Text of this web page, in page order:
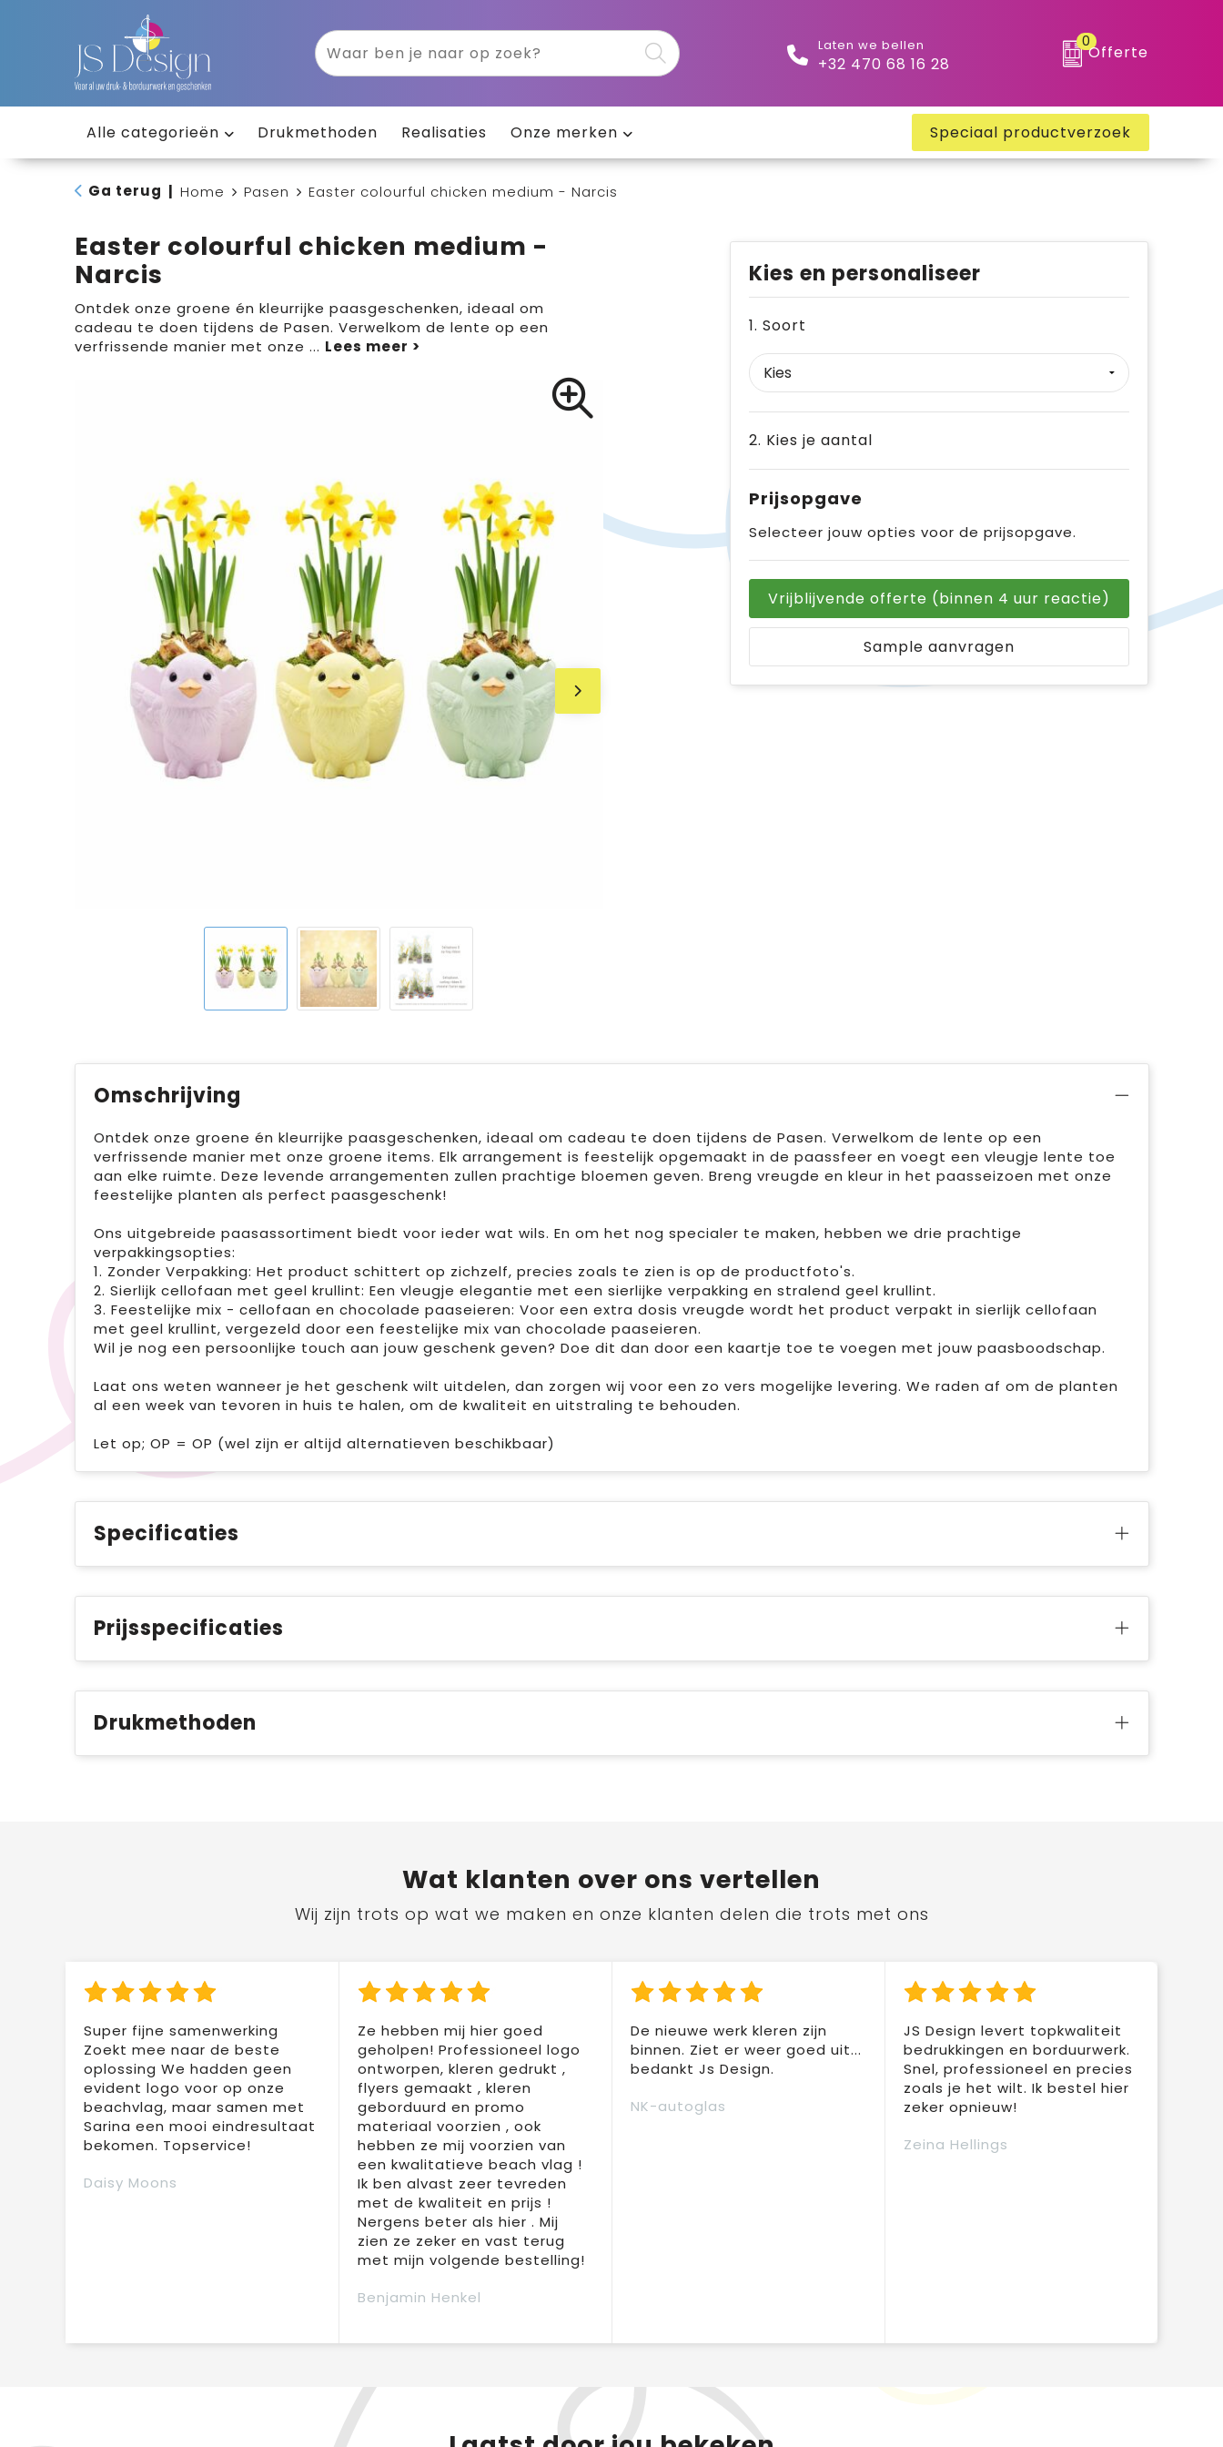
Laten we bellen
+32 470 68 16 28
0
Offerte
Alle categorieën Drukmethoden Realisaties Onze merken Speciaal productverzoek
Ga terug Home Pasen Easter colourful chicken medium - Narcis
Easter colourful chicken medium -
Narcis
Ontdek onze groene én kleurrijke paasgeschenken, ideaal om
cadeau te doen tijdens de Pasen. Verwelkom de lente op een
verfrissende manier met onze ...
Kies en personaliseer
1. Soort
2. Kies je aantal
Prijsopgave
Selecteer jouw opties voor de prijsopgave.
Vrijblijvende offerte (binnen 4 uur reactie)
Sample aanvragen
Omschrijving
Ontdek onze groene én kleurrijke paasgeschenken, ideaal om cadeau te doen tijdens de Pasen. Verwelkom de lente op een
verfrissende manier met onze groene items. Elk arrangement is feestelijk opgemaakt in de paassfeer en voegt een vleugje lente toe
aan elke ruimte. Deze levende arrangementen zullen prachtige bloemen geven. Breng vreugde en kleur in het paasseizoen met onze
feestelijke planten als perfect paasgeschenk!
Ons uitgebreide paasassortiment biedt voor ieder wat wils. En om het nog specialer te maken, hebben we drie prachtige
verpakkingsopties:
1. Zonder Verpakking: Het product schittert op zichzelf, precies zoals te zien is op de productfoto's.
2. Sierlijk cellofaan met geel krullint: Een vleugje elegantie met een sierlijke verpakking en stralend geel krullint.
3. Feestelijke mix - cellofaan en chocolade paaseieren: Voor een extra dosis vreugde wordt het product verpakt in sierlijk cellofaan
met geel krullint, vergezeld door een feestelijke mix van chocolade paaseieren.
Wil je nog een persoonlijke touch aan jouw geschenk geven? Doe dit dan door een kaartje toe te voegen met jouw paasboodschap.
Laat ons weten wanneer je het geschenk wilt uitdelen, dan zorgen wij voor een zo vers mogelijke levering. We raden af om de planten
al een week van tevoren in huis te halen, om de kwaliteit en uitstraling te behouden.
Let op; OP = OP (wel zijn er altijd alternatieven beschikbaar)
Specificaties
Prijsspecificaties
Drukmethoden
Wat klanten over ons vertellen
Wij zijn trots op wat we maken en onze klanten delen die trots met ons
Super fijne samenwerking
Zoekt mee naar de beste
oplossing We hadden geen
evident logo voor op onze
beachvlag, maar samen met
Sarina een mooi eindresultaat
bekomen. Topservice!
Daisy Moons
Ze hebben mij hier goed
geholpen! Professioneel logo
ontworpen, kleren gedrukt ,
flyers gemaakt , kleren
geborduurd en promo
materiaal voorzien , ook
hebben ze mij voorzien van
een kwalitatieve beach vlag !
Ik ben alvast zeer tevreden
met de kwaliteit en prijs !
Nergens beter als hier . Mij
zien ze zeker en vast terug
met mijn volgende bestelling!
Benjamin Henkel
De nieuwe werk kleren zijn
binnen. Ziet er weer goed uit...
bedankt Js Design.
NK-autoglas
JS Design levert topkwaliteit
bedrukkingen en borduurwerk.
Snel, professioneel en precies
zoals je het wilt. Ik bestel hier
zeker opnieuw!
Zeina Hellings